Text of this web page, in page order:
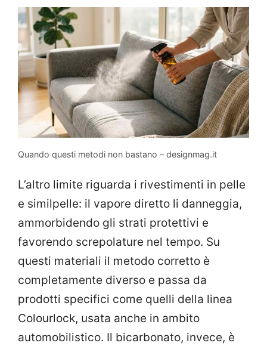
Quando questi metodi non bastano – designmag.it
L’altro limite riguarda i rivestimenti in pelle
e similpelle: il vapore diretto li danneggia,
ammorbidendo gli strati protettivi e
favorendo screpolature nel tempo. Su
questi materiali il metodo corretto è
completamente diverso e passa da
prodotti specifici come quelli della linea
Colourlock, usata anche in ambito
automobilistico. Il bicarbonato, invece, è